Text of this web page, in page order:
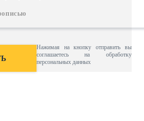
Нажимая на кнопку отправить вы
соглашаетесь на обработку
персональных данных